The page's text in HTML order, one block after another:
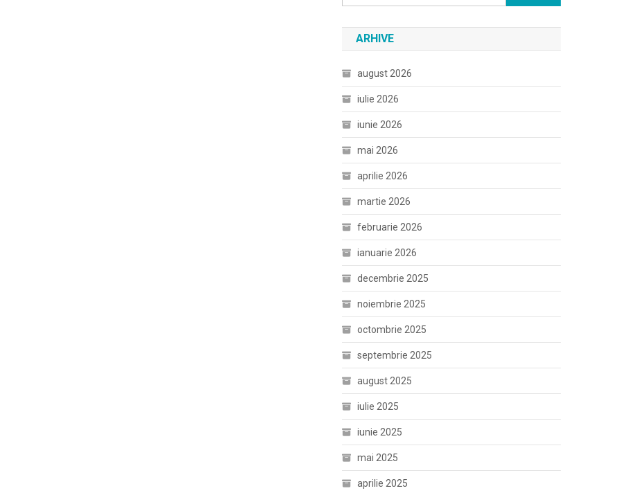
după:
ARHIVE
august 2026
iulie 2026
iunie 2026
mai 2026
aprilie 2026
martie 2026
februarie 2026
ianuarie 2026
decembrie 2025
noiembrie 2025
octombrie 2025
septembrie 2025
august 2025
iulie 2025
iunie 2025
mai 2025
aprilie 2025